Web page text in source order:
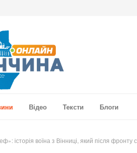
Відео Тексти Блоги
історія воїна з Вінниці, який після фронту